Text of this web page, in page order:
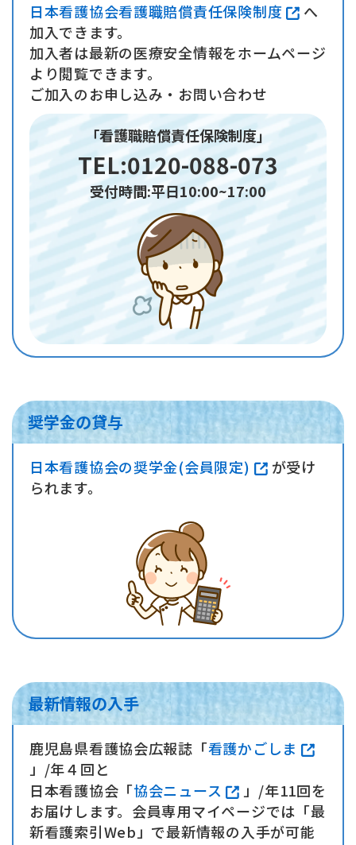
日本看護協会看護職賠償責任保険制度
へ
加入できます。
加入者は最新の医療安全情報をホームページ
より閲覧できます。
ご加入のお申し込み・お問い合わせ
「看護職賠償責任保険制度」
TEL:0120-088-073
受付時間:平日10:00~17:00
奨学金の貸与
日本看護協会の奨学金(会員限定)
が受け
られます。
最新情報の入手
鹿児島県看護協会広報誌「看護かごしま
」/年４回と
日本看護協会「協会ニュース
」/年11回を
お届けします。会員専用マイページでは「最
新看護索引Web」で最新情報の入手が可能